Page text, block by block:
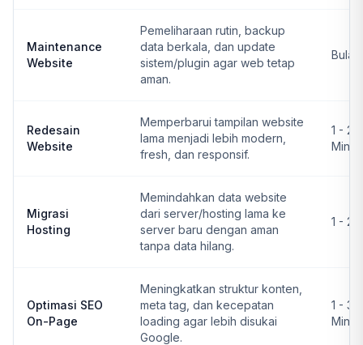
Maintenance
Website
Pemeliharaan rutin, backup
data berkala, dan update
sistem/plugin agar web tetap
aman.
Redesain
Website
Memperbarui tampilan website
lama menjadi lebih modern,
fresh, dan responsif.
1 - 2
Migrasi
Hosting
Memindahkan data website
dari server/hosting lama ke
server baru dengan aman
tanpa data hilang.
1 - 2
Optimasi SEO
On-Page
Meningkatkan struktur konten,
meta tag, dan kecepatan
loading agar lebih disukai
Google.
1 - 3